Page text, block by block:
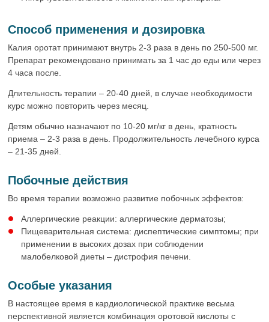
Способ применения и дозировка
Калия оротат принимают внутрь 2-3 раза в день по 250-500 мг.
Препарат рекомендовано принимать за 1 час до еды или через
4 часа после.
Длительность терапии – 20-40 дней, в случае необходимости
курс можно повторить через месяц.
Детям обычно назначают по 10-20 мг/кг в день, кратность
приема – 2-3 раза в день. Продолжительность лечебного курса
– 21-35 дней.
Побочные действия
Во время терапии возможно развитие побочных эффектов:
Аллергические реакции: аллергические дерматозы;
Пищеварительная система: диспептические симптомы; при
применении в высоких дозах при соблюдении
малобелковой диеты – дистрофия печени.
Особые указания
В настоящее время в кардиологической практике весьма
перспективной является комбинация оротовой кислоты с